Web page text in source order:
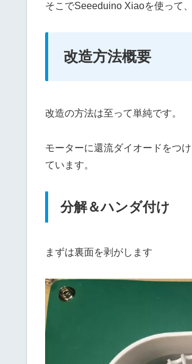
そこでSeeeduino Xiaoを使って
改造方法概要
改造の方法は至って単純です。
モーターに還流ダイオードをつ
ています。
分解＆ハンダ付け
まずは裏面を剥がします